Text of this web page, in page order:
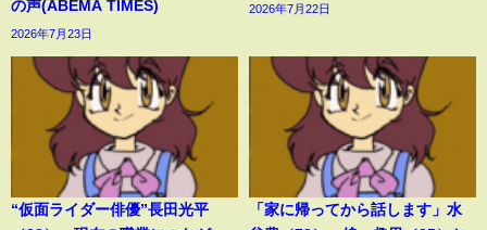
の声(ABEMA TIMES)
2026年7月23日
2026年7月22日
“仮面ライダー俳優”長田光平
「家に帰ってから話します」水